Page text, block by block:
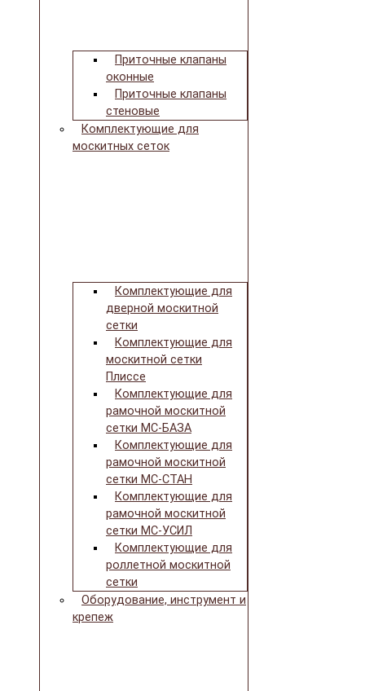
Приточные клапаны
оконные
Приточные клапаны
стеновые
Комплектующие для
москитных сеток
Комплектующие для
дверной москитной
сетки
Комплектующие для
москитной сетки
Плиссе
Комплектующие для
рамочной москитной
сетки МС-БАЗА
Комплектующие для
рамочной москитной
сетки МС-СТАН
Комплектующие для
рамочной москитной
сетки МС-УСИЛ
Комплектующие для
роллетной москитной
сетки
Оборудование, инструмент и
крепеж